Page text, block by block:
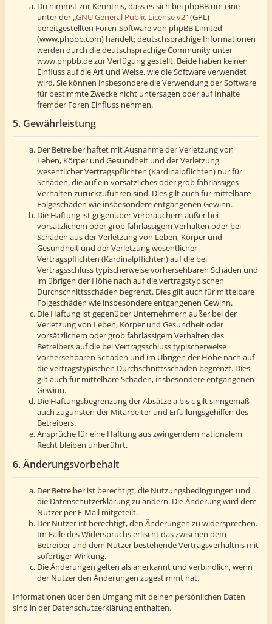
Du nimmst zur Kenntnis, dass es sich bei phpBB um eine
unter der „GNU General Public License v2“ (GPL)
bereitgestellten Foren-Software von phpBB Limited
(www.phpbb.com) handelt; deutschsprachige Informationen
werden durch die deutschsprachige Community unter
www.phpbb.de zur Verfügung gestellt. Beide haben keinen
Einfluss auf die Art und Weise, wie die Software verwendet
wird. Sie können insbesondere die Verwendung der Software
für bestimmte Zwecke nicht untersagen oder auf Inhalte
fremder Foren Einfluss nehmen.
5. Gewährleistung
Der Betreiber haftet mit Ausnahme der Verletzung von
Leben, Körper und Gesundheit und der Verletzung
wesentlicher Vertragspflichten (Kardinalpflichten) nur für
Schäden, die auf ein vorsätzliches oder grob fahrlässiges
Verhalten zurückzuführen sind. Dies gilt auch für mittelbare
Folgeschäden wie insbesondere entgangenen Gewinn.
Die Haftung ist gegenüber Verbrauchern außer bei
vorsätzlichem oder grob fahrlässigem Verhalten oder bei
Schäden aus der Verletzung von Leben, Körper und
Gesundheit und der Verletzung wesentlicher
Vertragspflichten (Kardinalpflichten) auf die bei
Vertragsschluss typischerweise vorhersehbaren Schäden und
im übrigen der Höhe nach auf die vertragstypischen
Durchschnittsschäden begrenzt. Dies gilt auch für mittelbare
Folgeschäden wie insbesondere entgangenen Gewinn.
Die Haftung ist gegenüber Unternehmern außer bei der
Verletzung von Leben, Körper und Gesundheit oder
vorsätzlichem oder grob fahrlässigem Verhalten des
Betreibers auf die bei Vertragsschluss typischerweise
vorhersehbaren Schäden und im Übrigen der Höhe nach auf
die vertragstypischen Durchschnittsschäden begrenzt. Dies
gilt auch für mittelbare Schäden, insbesondere entgangenen
Gewinn.
Die Haftungsbegrenzung der Absätze a bis c gilt sinngemäß
auch zugunsten der Mitarbeiter und Erfüllungsgehilfen des
Betreibers.
Ansprüche für eine Haftung aus zwingendem nationalem
Recht bleiben unberührt.
6. Änderungsvorbehalt
Der Betreiber ist berechtigt, die Nutzungsbedingungen und
die Datenschutzerklärung zu ändern. Die Änderung wird dem
Nutzer per E-Mail mitgeteilt.
Der Nutzer ist berechtigt, den Änderungen zu widersprechen.
Im Falle des Widerspruchs erlischt das zwischen dem
Betreiber und dem Nutzer bestehende Vertragsverhältnis mit
sofortiger Wirkung.
Die Änderungen gelten als anerkannt und verbindlich, wenn
der Nutzer den Änderungen zugestimmt hat.
Informationen über den Umgang mit deinen persönlichen Daten
sind in der Datenschutzerklärung enthalten.